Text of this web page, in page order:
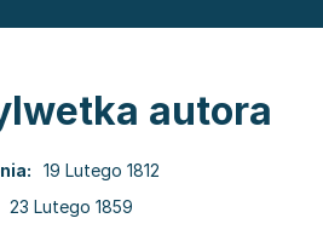
autora
19 Lutego 1812
23 Lutego 1859